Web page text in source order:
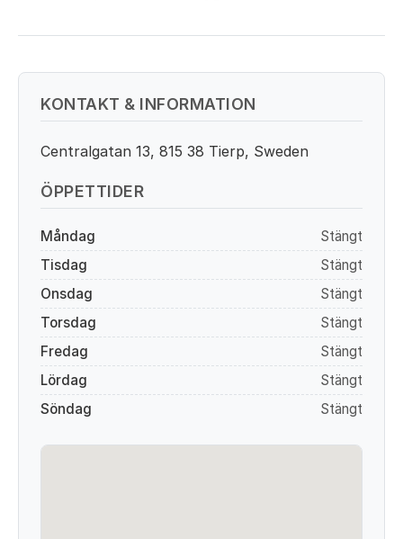
KONTAKT & INFORMATION
Centralgatan 13, 815 38 Tierp, Sweden
ÖPPETTIDER
Måndag
Stängt
Tisdag
Stängt
Onsdag
Stängt
Torsdag
Stängt
Fredag
Stängt
Lördag
Stängt
Söndag
Stängt